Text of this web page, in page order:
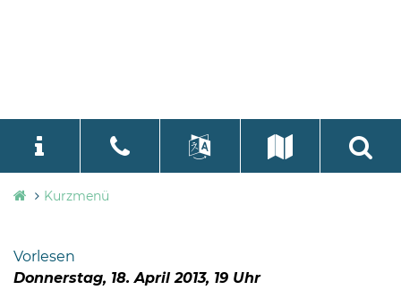
Stadtverwaltung
Bramstedt
Bleeck 15-
language
Kurzmenü
Vorlesen
Donnerstag, 18. April 2013, 19 Uhr